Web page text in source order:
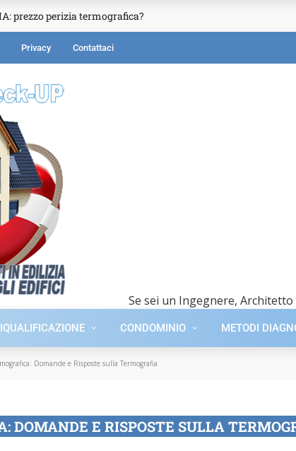
prezzo perizia termografica?
Privacy Contattaci
Se sei un Ingegnere,
CONDOMINIO METODI
Domande e Risposte sulla Termografia
DOMANDE E RISPOSTE SULLA